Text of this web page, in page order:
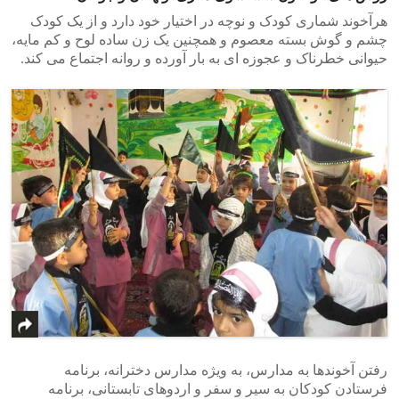
هرآخوند شماری کودک و نوچه در اختیار خود دارد و از یک کودک
چشم و گوش بسته معصوم و همچنین یک زن ساده لوح و کم مایه،
حیوانی خطرناک و عجوزه ای به بار آورده و روانه اجتماع می کند.
رفتن آخوندها به مدارس، به ویژه مدارس دخترانه، برنامه
فرستادن کودکان به سیر و سفر و اردوهای تابستانی، برنامه